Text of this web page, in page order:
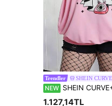
Trendler SHEIN
NEW SHEIN CURVE+ Büyük Beden Kadın Günlük Cadılar Bayramı Baskılı Bol Bisiklet
1.127,14TL